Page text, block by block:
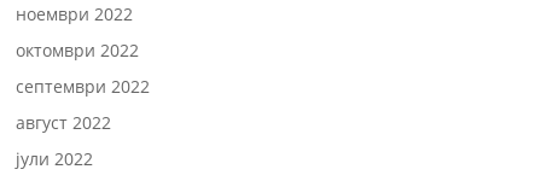
ноември 2022
октомври 2022
септември 2022
август 2022
јули 2022